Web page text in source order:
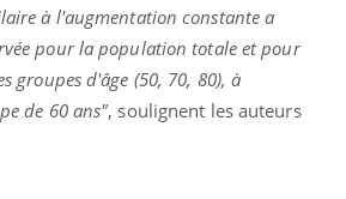
à l'augmentation constante a
pour la population totale et pour
groupes d'âge (50, 70, 80), à
de 60 ans", soulignent les auteurs